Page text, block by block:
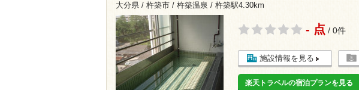
大分県 / 杵築市 / 杵築温泉 / 杵築駅4.30km
- 点 / 0件
施設情報を見る
楽天トラベルの宿泊プランを見る